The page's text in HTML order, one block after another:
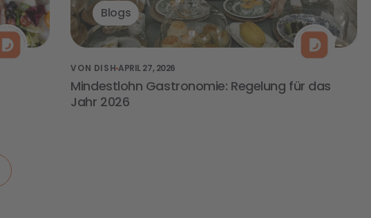
Blogs
VON DISHAPRIL 27, 2026
Mindestlohn Gastronomie: Regelung für das
Jahr 2026